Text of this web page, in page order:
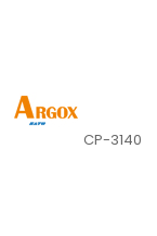
CP-3140